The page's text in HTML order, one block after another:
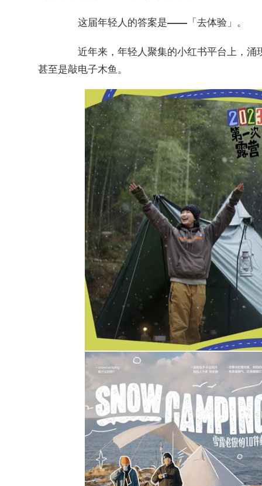
这届年轻人的答案是——「去体验」。
近年来，年轻人聚集的小红书平台上，涌
甚至是敲电子木鱼。